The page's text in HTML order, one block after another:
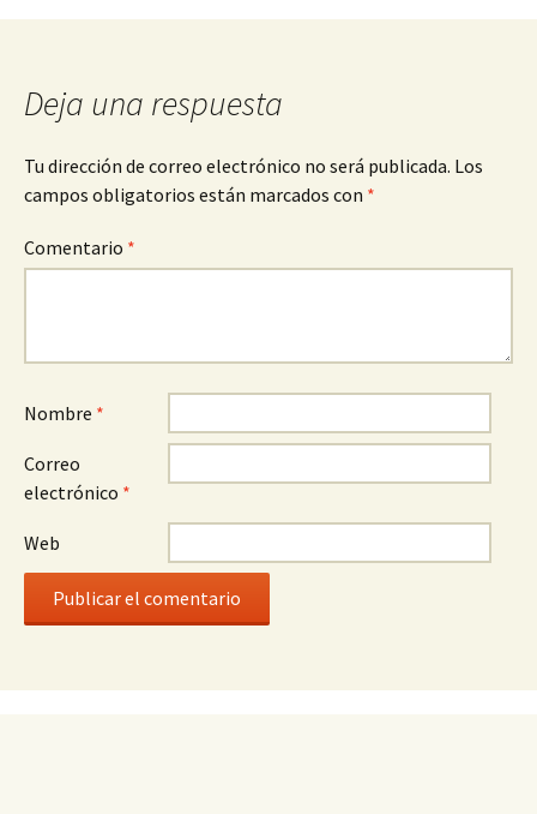
entradas
Deja una respuesta
Tu dirección de correo electrónico no será publicada. Los
campos obligatorios están marcados con *
Comentario *
Nombre *
Correo
electrónico *
Web